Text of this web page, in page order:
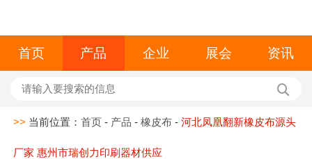
首页 产品 企业 展会 资讯
>> 当前位置：首页 - 产品 -橡皮布 -河北凤凰翻新橡皮布源头
厂家 惠州市瑞创力印刷器材供应